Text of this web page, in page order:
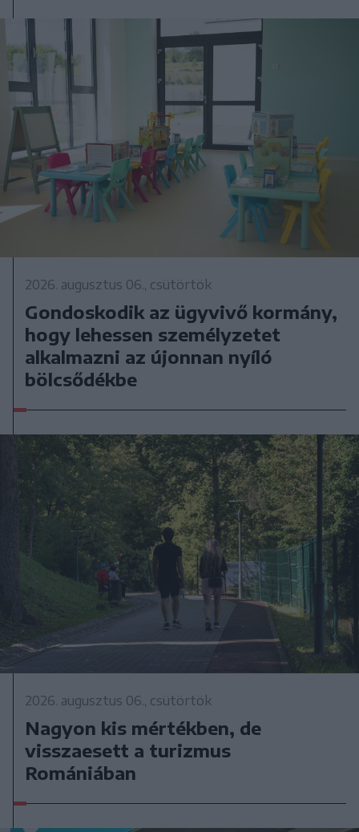
2026. augusztus 06., csütörtök
Gondoskodik az ügyvivő kormány,
hogy lehessen személyzetet
alkalmazni az újonnan nyíló
bölcsődékbe
2026. augusztus 06., csütörtök
Nagyon kis mértékben, de
visszaesett a turizmus
Romániában